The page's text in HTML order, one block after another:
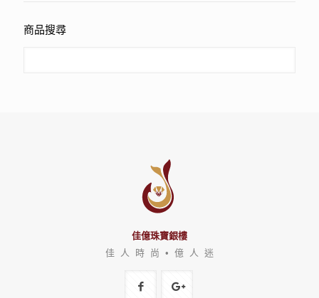
商品搜尋
佳億珠寶銀樓
佳 人 時 尚 • 億 人 迷